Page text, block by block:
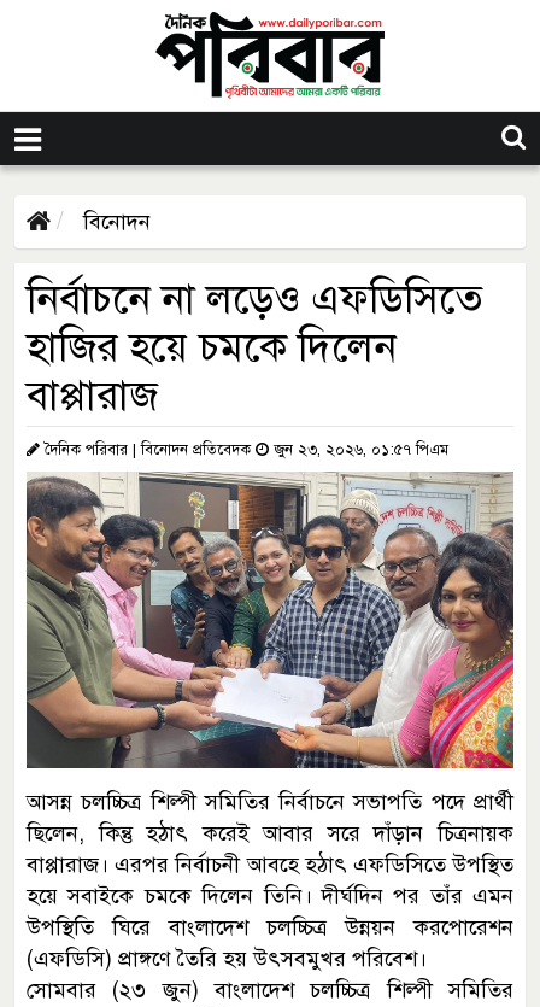
বিনোদন
নির্বাচনে না লড়েও এফডিসিতে
হাজির হয়ে চমকে দিলেন
বাপ্পারাজ
দৈনিক পরিবার | বিনোদন প্রতিবেদক জুন ২৩, ২০২৬, ০১:৫৭ পিএম
আসন্ন চলচ্চিত্র শিল্পী সমিতির নির্বাচনে সভাপতি পদে প্রার্থী
ছিলেন, কিন্তু হঠাৎ করেই আবার সরে দাঁড়ান চিত্রনায়ক
বাপ্পারাজ। এরপর নির্বাচনী আবহে হঠাৎ এফডিসিতে উপস্থিত
হয়ে সবাইকে চমকে দিলেন তিনি। দীর্ঘদিন পর তাঁর এমন
উপস্থিতি ঘিরে বাংলাদেশ চলচ্চিত্র উন্নয়ন করপোরেশন
(এফডিসি) প্রাঙ্গণে তৈরি হয় উৎসবমুখর পরিবেশ।
সোমবার (২৩ জুন) বাংলাদেশ চলচ্চিত্র শিল্পী সমিতির